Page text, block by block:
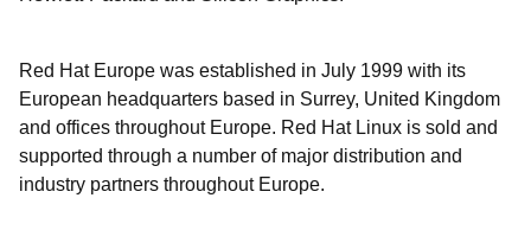
Red Hat Europe was established in July 1999 with its
European headquarters based in Surrey, United Kingdom
and offices throughout Europe. Red Hat Linux is sold and
supported through a number of major distribution and
industry partners throughout Europe.